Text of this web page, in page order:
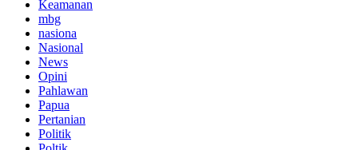
Keamanan
mbg
nasiona
Nasional
News
Opini
Pahlawan
Papua
Pertanian
Politik